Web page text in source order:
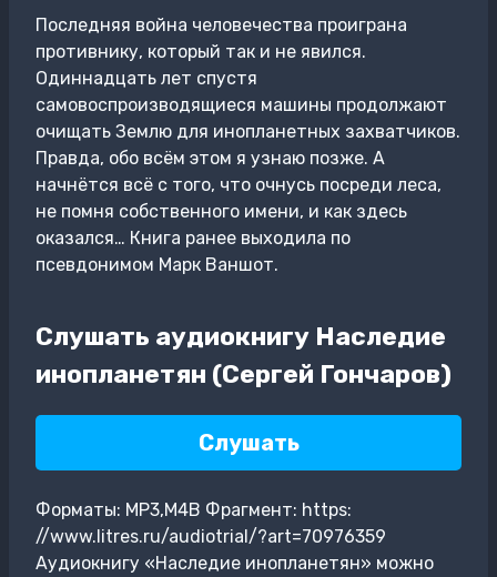
Последняя война человечества проиграна
противнику, который так и не явился.
Одиннадцать лет спустя
самовоспроизводящиеся машины продолжают
очищать Землю для инопланетных захватчиков.
Правда, обо всём этом я узнаю позже. А
начнётся всё с того, что очнусь посреди леса,
не помня собственного имени, и как здесь
оказался… Книга ранее выходила по
псевдонимом Марк Ваншот.
Слушать аудиокнигу Наследие
инопланетян (Сергей Гончаров)
Слушать
Форматы: MP3,M4B Фрагмент: https:
//www.litres.ru/audiotrial/?art=70976359
Аудиокнигу «Наследие инопланетян» можно